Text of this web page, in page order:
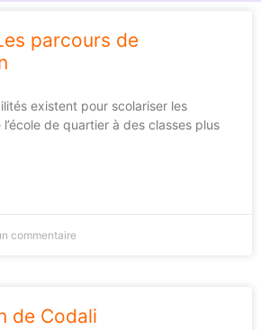
parcours de
existent pour scolariser les
de quartier à des classes plus
commentaire
de Codali